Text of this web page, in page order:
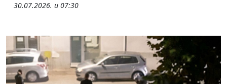
30.07.2026. u 07:30